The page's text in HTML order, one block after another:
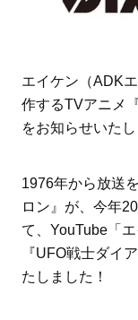
エイケン（ADK
作するTVアニメ
をお知らせいたし
1976年から放送
ロン』が、今年
て、YouTube「
『UFO戦士ダイ
たしました！